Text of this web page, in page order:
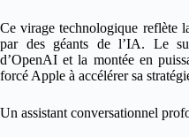
Ce virage technologique reflète
par des géants de l’IA. Le
d’OpenAI et la montée en
forcé Apple à accélérer sa
Un assistant conversationnel